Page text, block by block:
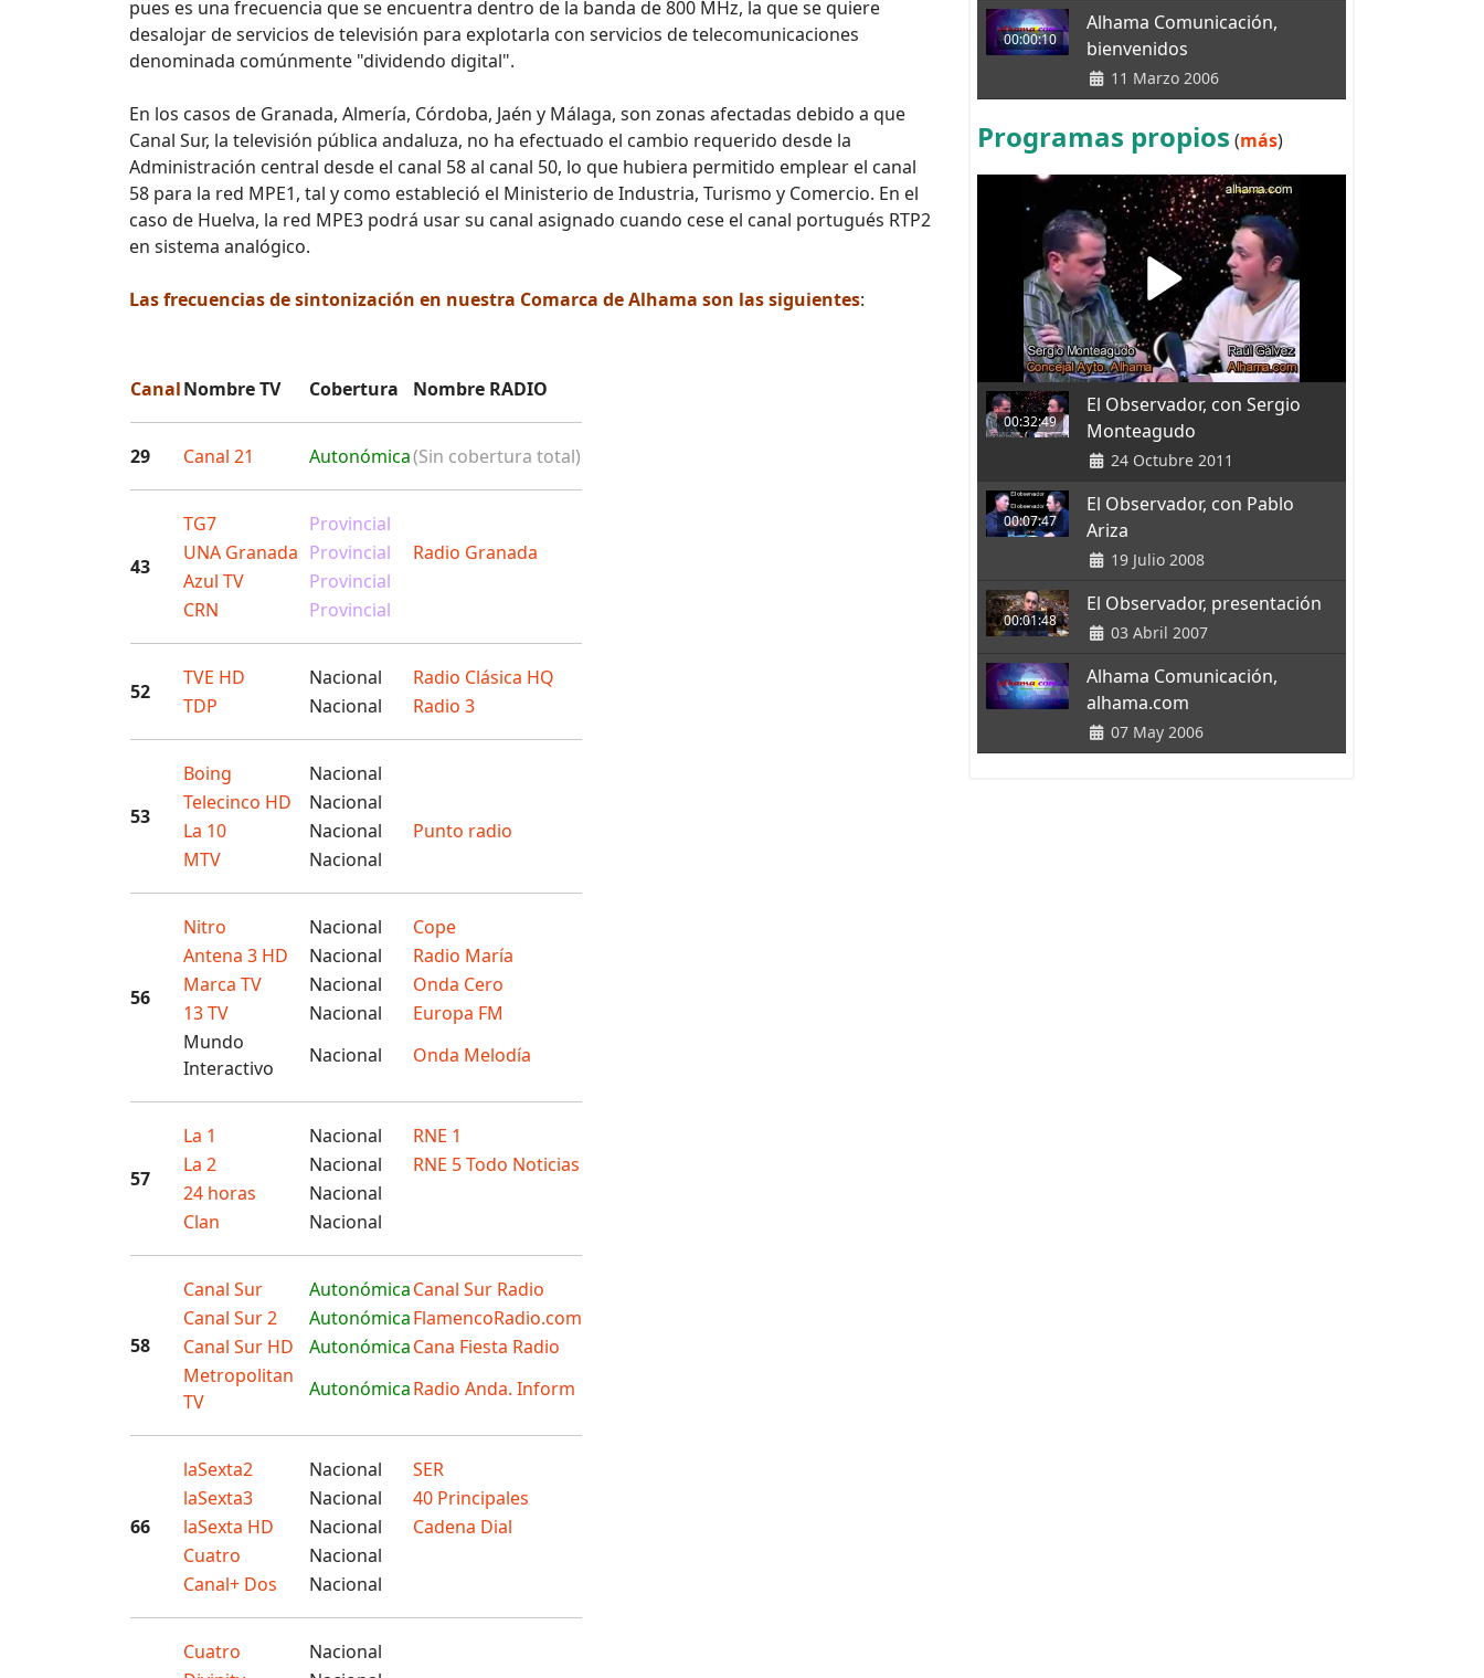
pues es una frecuencia que se encuentra dentro de la banda de 800 MHz, la que se quiere
desalojar de servicios de televisión para explotarla con servicios de telecomunicaciones
denominada comúnmente "dividendo digital".
En los casos de Granada, Almería, Córdoba, Jaén y Málaga, son zonas afectadas debido a que
Canal Sur, la televisión pública andaluza, no ha efectuado el cambio requerido desde la
Administración central desde el canal 58 al canal 50, lo que hubiera permitido emplear el canal
58 para la red MPE1, tal y como estableció el Ministerio de Industria, Turismo y Comercio. En el
caso de Huelva, la red MPE3 podrá usar su canal asignado cuando cese el canal portugués RTP2
en sistema analógico.
Las frecuencias de sintonización en nuestra Comarca de Alhama son las siguientes:
CanalNombre TV Cobertura Nombre RADIO
29 Canal 21 Autonómica(Sin cobertura total)
43
TG7
Provincial
UNA Granada Provincial
Radio Granada
Azul TV
Provincial
CRN
Provincial
52
TVE HD Nacional
Radio Clásica HQ
TDP
Nacional Radio 3
53
Boing
Nacional
Telecinco HD
Nacional
La 10
Nacional
Punto radio
MTV
Nacional
56
Nitro Nacional
Cope
Antena 3 HD
Nacional
Radio María
Marca TV
Nacional
Onda Cero
13 TV
Nacional
Europa FM
Mundo
Interactivo
Nacional Onda Melodía
57
La 1 Nacional
RNE 1
La 2
Nacional
RNE 5 Todo Noticias
24 horas
Nacional
Clan
Nacional
58
Canal Sur AutonómicaCanal Sur Radio
Canal Sur 2
AutonómicaFlamencoRadio.com
Canal Sur HD
AutonómicaCana Fiesta Radio
Metropolitan
TV
AutonómicaRadio Anda. Inform
66
laSexta2 Nacional
SER
laSexta3
Nacional
40 Principales
laSexta HD
Nacional
Cadena Dial
Cuatro
Nacional
Canal+ Dos
Nacional
Cuatro
Nacional
00:00:10
Alhama Comunicación,
bienvenidos
11 Marzo 2006
Programas propios (más)
00:32:49
El Observador, con Sergio
Monteagudo
24 Octubre 2011
00:07:47
El Observador, con Pablo
Ariza
19 Julio 2008
00:01:48
El Observador, presentación
03 Abril 2007
Alhama Comunicación,
alhama.com
07 May 2006